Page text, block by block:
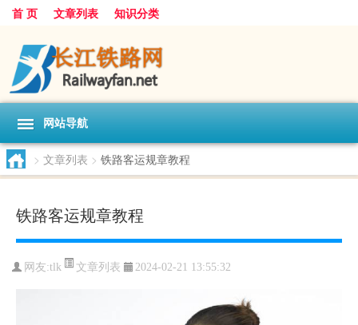
首 页 文章列表 知识分类
网站导航
> 文章列表 > 铁路客运规章教程
铁路客运规章教程
网友:tlk 文章列表 2024-02-21 13:55:32